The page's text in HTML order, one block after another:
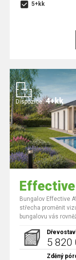
5+kk
Dispozice: 4+kk
Bungalov Effective
střecha proměnit
bungalovu vás
5 820
Zděný